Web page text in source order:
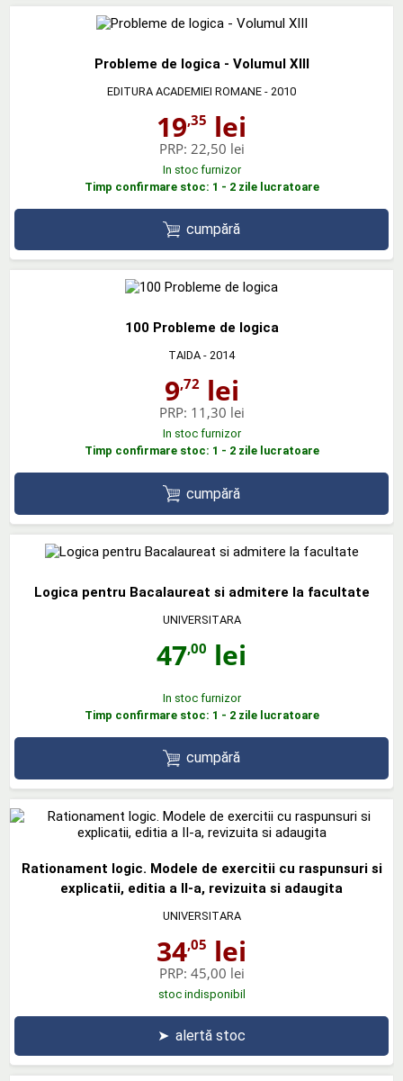
Probleme de logica - Volumul XIII
EDITURA ACADEMIEI ROMANE - 2010
19,35 lei
PRP: 22,50 lei
In stoc furnizor
Timp confirmare stoc: 1 - 2 zile lucratoare
cumpără
100 Probleme de logica
TAIDA - 2014
9,72lei
PRP: 11,30 lei
In stoc furnizor
Timp confirmare stoc: 1 - 2 zile lucratoare
cumpără
Logica pentru Bacalaureat si admitere la facultate
UNIVERSITARA
47,00 lei
In stoc furnizor
Timp confirmare stoc: 1 - 2 zile lucratoare
cumpără
Rationament logic. Modele de exercitii cu raspunsuri si
explicatii, editia a II-a, revizuita si adaugita
UNIVERSITARA
34,05 lei
PRP: 45,00 lei
stoc indisponibil
➤ alertă stoc